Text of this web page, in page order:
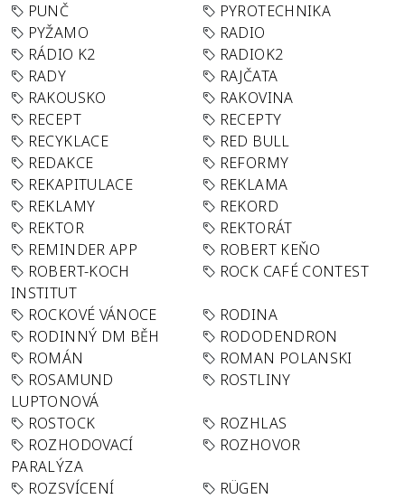
PUNČ
PYROTECHNIKA
PYŽAMO
RADIO
RÁDIO K2
RADIOK2
RADY
RAJČATA
RAKOUSKO
RAKOVINA
RECEPT
RECEPTY
RECYKLACE
RED BULL
REDAKCE
REFORMY
REKAPITULACE
REKLAMA
REKLAMY
REKORD
REKTOR
REKTORÁT
REMINDER APP
ROBERT KEŇO
ROBERT-KOCH
INSTITUT
ROCK CAFÉ CONTEST
ROCKOVÉ VÁNOCE
RODINA
RODINNÝ DM BĚH
RODODENDRON
ROMÁN
ROMAN POLANSKI
ROSAMUND
LUPTONOVÁ
ROSTLINY
ROSTOCK
ROZHLAS
ROZHODOVACÍ
PARALÝZA
ROZHOVOR
ROZSVÍCENÍ
RÜGEN